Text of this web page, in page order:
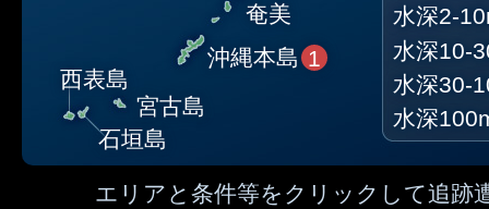
奄美
沖縄本島 1
宮古島
石垣島
西表島
水深2-
水深10-
水深30-
水深
エリアと条件等をクリックして追跡